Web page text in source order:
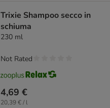
Trixie Shampoo secco in
schiuma
230 ml
4,69 €
20,39 € / l
Not Rated